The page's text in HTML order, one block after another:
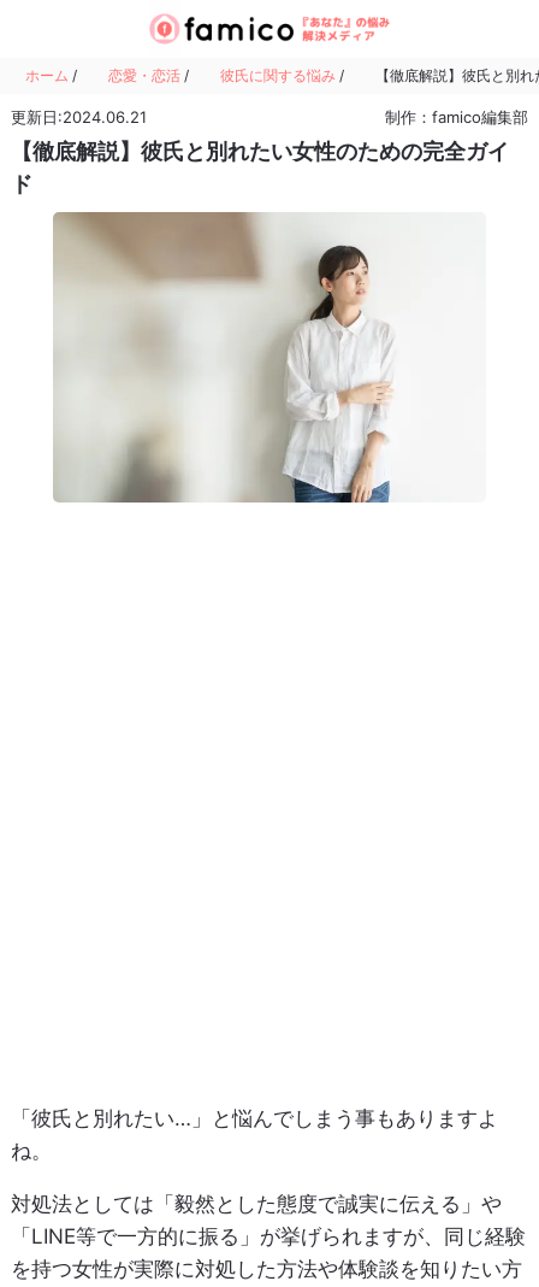
ホーム / 恋愛・恋活 / 彼氏に関する悩み / 【徹底解説】彼氏と別
更新日:2024.06.21 制作：famico編集部
【徹底解説】彼氏と別れたい女性のための完全ガイ
ド
「彼氏と別れたい…」と悩んでしまう事もありますよ
ね。
対処法としては「毅然とした態度で誠実に伝える」や
「LINE等で一方的に振る」が挙げられますが、同じ経験
を持つ女性が実際に対処した方法や体験談を知りたい方